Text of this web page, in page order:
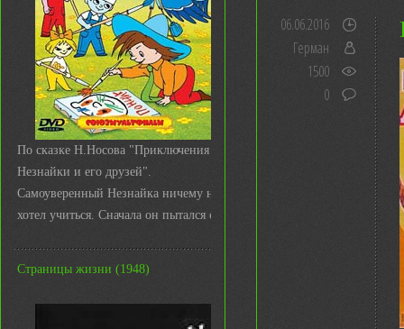
По сказке Н.Носова "Приключения
Незнайки и его друзей".
Самоуверенный Незнайка ничему не
хотел учиться. Сначала он пытался с ...
Страницы жизни (1948)
06.06.2016
Герман
1500
0